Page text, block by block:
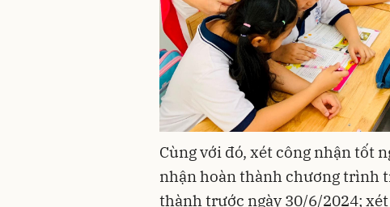
Cùng với đó, xét công nhận tốt
nhận hoàn thành chương trình
thành trước ngày 30/6/2024;